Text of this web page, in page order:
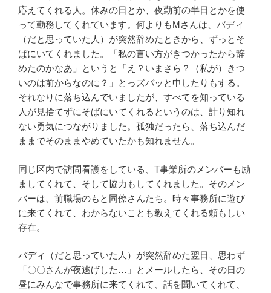
応えてくれる人。休みの日とか、夜勤前の半日とかを使
って勤務してくれています。何よりもMさんは、バディ
（だと思っていた人）が突然辞めたときから、ずっとそ
ばにいてくれました。「私の言い方がきつかったから辞
めたのかなあ」というと「え？いまさら？（私が）きつ
いのは前からなのに？」とっズバッと申したりもする。
それなりに落ち込んでいましたが、すべてを知っている
人が見捨てずにそばにいてくれるというのは、計り知れ
ない勇気につながりました。孤独だったら、落ち込んだ
ままでそのままやめていたかも知れません。
同じ区内で訪問看護をしている、T事業所のメンバーも励
ましてくれて、そして協力もしてくれました。そのメン
バーは、前職場のもと同僚さんたち。時々事務所に遊び
に来てくれて、わからないことも教えてくれる頼もしい
存在。
バディ（だと思っていた人）が突然辞めた翌日、思わず
「〇〇さんが夜逃げした…」とメールしたら、その日の
昼にみんなで事務所に来てくれて、話を聞いてくれて、